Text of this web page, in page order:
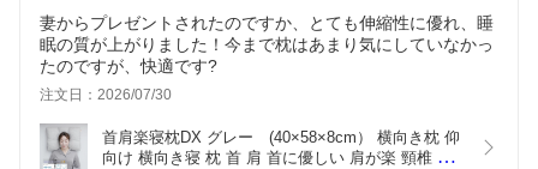
妻からプレゼントされたのですか、とても伸縮性に優れ、睡
眠の質が上がりました！今まで枕はあまり気にしていなかっ
たのですが、快適です?
注文日：2026/07/30
首肩楽寝枕DX グレー　(40×58×8cm） 横向き枕 仰
向け 横向き寝 枕 首 肩 首に優しい 肩が楽 頸椎 支